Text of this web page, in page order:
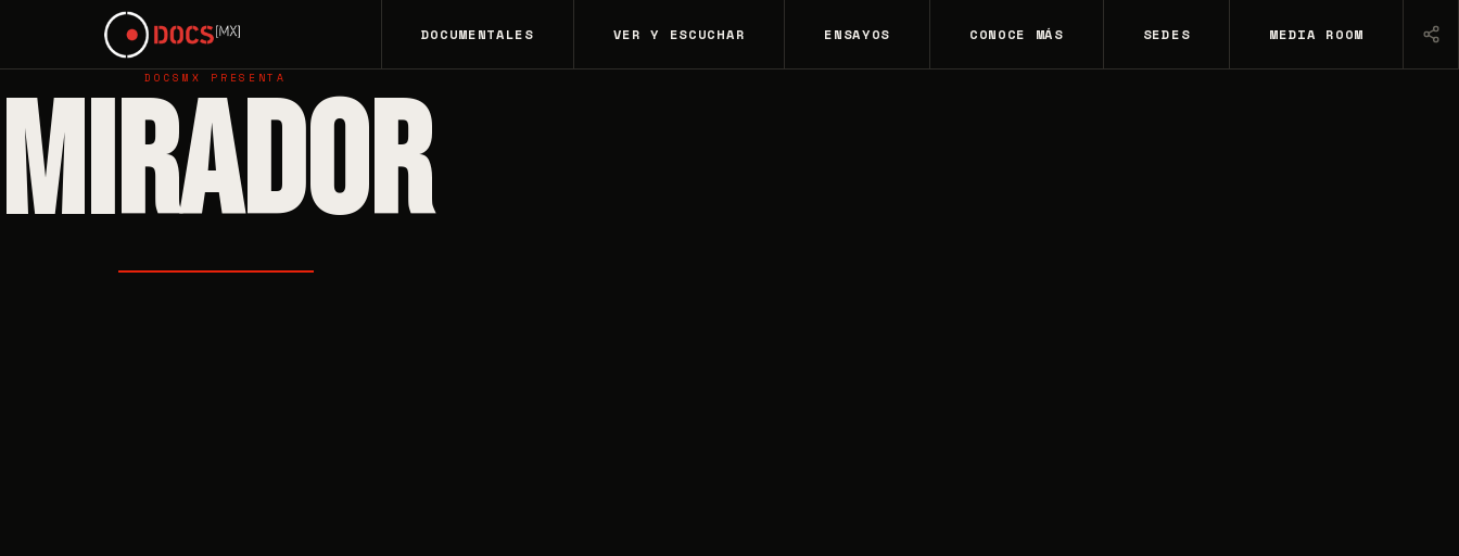
DOCSMX PRESENTA
MIRADOR
DOCUMENTALES VER Y ESCUCHAR ENSAYOS CONOCE MÁS SEDES MEDIA ROOM